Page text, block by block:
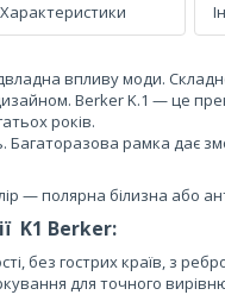
Характеристики
впливу моди.
Berker K.1 — це
років.
Багаторазова рамка дає
— полярна білизна або
K1 Berker:
без гострих країв, з
для точного